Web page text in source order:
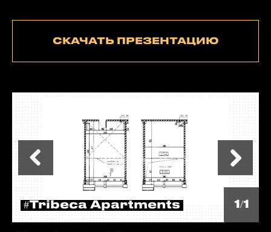
СКАЧАТЬ ПРЕЗЕНТАЦИЮ
#Tribeca Apartments 1/1